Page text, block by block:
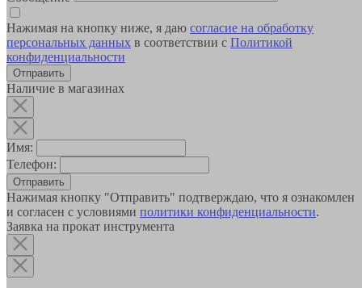
Нажимая на кнопку ниже, я даю согласие на обработку
персональных данных в соответствии с Политикой
конфиденциальности
Наличие в магазинах
Имя:
Телефон:
Отправить
Нажимая кнопку "Отправить" подтверждаю, что я ознакомлен
и согласен с условиями политики конфиденциальности.
Заявка на прокат инструмента